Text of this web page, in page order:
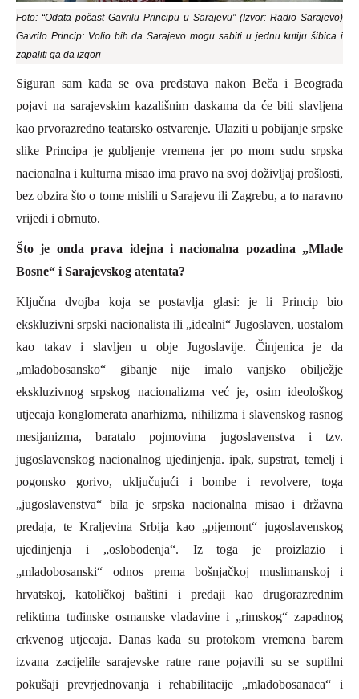
Foto: “Odata počast Gavrilu Principu u Sarajevu” (Izvor: Radio Sarajevo)
Gavrilo Princip: Volio bih da Sarajevo mogu sabiti u jednu kutiju šibica i
zapaliti ga da izgori
Siguran sam kada se ova predstava nakon Beča i Beograda
pojavi na sarajevskim kazališnim daskama da će biti slavljena
kao prvorazredno teatarsko ostvarenje. Ulaziti u pobijanje srpske
slike Principa je gubljenje vremena jer po mom sudu srpska
nacionalna i kulturna misao ima pravo na svoj doživljaj prošlosti,
bez obzira što o tome mislili u Sarajevu ili Zagrebu, a to naravno
vrijedi i obrnuto.
Što je onda prava idejna i nacionalna pozadina „Mlade
Bosne“ i Sarajevskog atentata?
Ključna dvojba koja se postavlja glasi: je li Princip bio
ekskluzivni srpski nacionalista ili „idealni“ Jugoslaven, uostalom
kao takav i slavljen u obje Jugoslavije. Činjenica je da
„mladobosansko“ gibanje nije imalo vanjsko obilježje
ekskluzivnog srpskog nacionalizma već je, osim ideološkog
utjecaja konglomerata anarhizma, nihilizma i slavenskog rasnog
mesijanizma, baratalo pojmovima jugoslavenstva i tzv.
jugoslavenskog nacionalnog ujedinjenja. ipak, supstrat, temelj i
pogonsko gorivo, uključujući i bombe i revolvere, toga
„jugoslavenstva“ bila je srpska nacionalna misao i državna
predaja, te Kraljevina Srbija kao „pijemont“ jugoslavenskog
ujedinjenja i „oslobođenja“. Iz toga je proizlazio i
„mladobosanski“ odnos prema bošnjačkoj muslimanskoj i
hrvatskoj, katoličkoj baštini i predaji kao drugorazrednim
reliktima tuđinske osmanske vladavine i „rimskog“ zapadnog
crkvenog utjecaja. Danas kada su protokom vremena barem
izvana zacijelile sarajevske ratne rane pojavili su se suptilni
pokušaji prevrjednovanja i rehabilitacije „mladobosanaca“ i